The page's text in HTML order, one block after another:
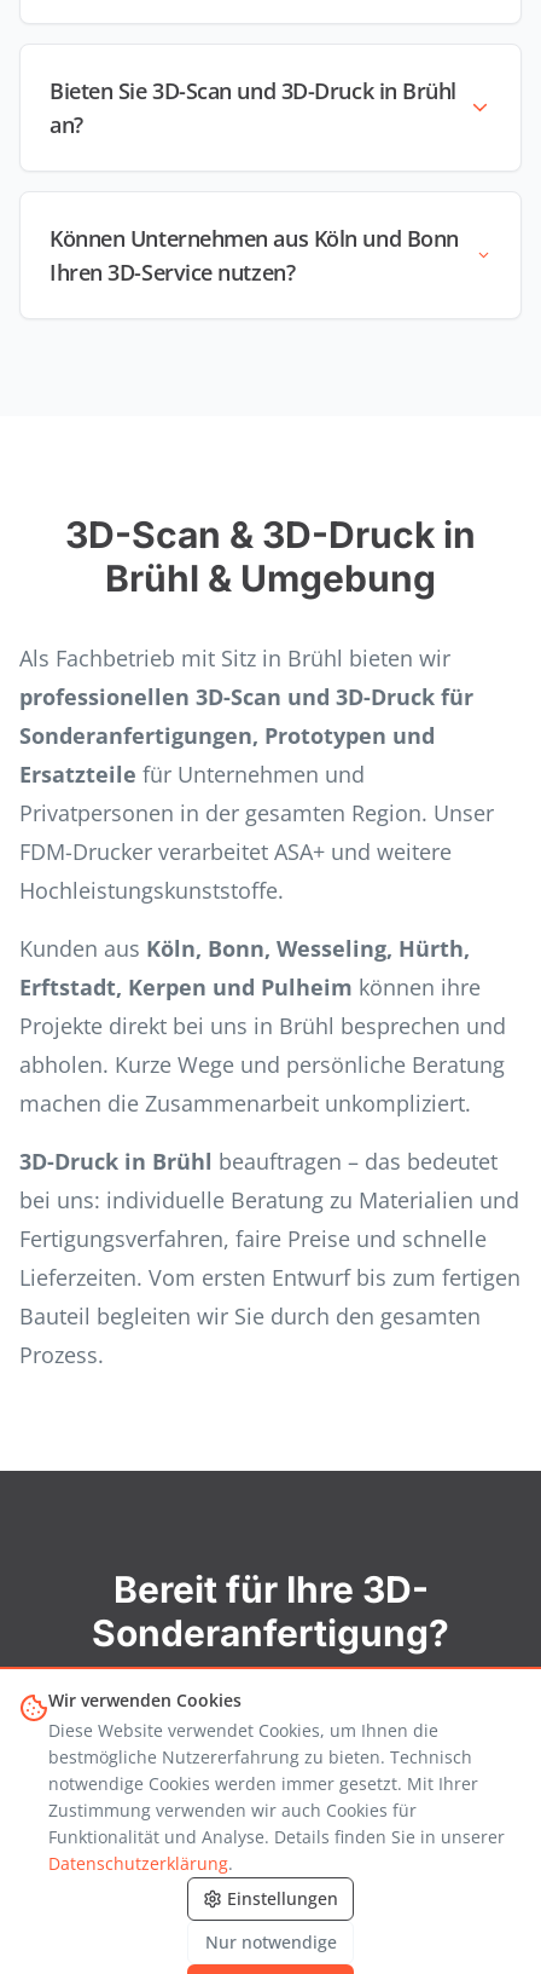
Bieten Sie 3D-Scan und 3D-Druck in Brühl
an?
Können Unternehmen aus Köln und Bonn
Ihren 3D-Service nutzen?
3D-Scan & 3D-Druck in
Brühl & Umgebung
Als Fachbetrieb mit Sitz in Brühl bieten wir
professionellen 3D-Scan und 3D-Druck für
Sonderanfertigungen, Prototypen und
Ersatzteile für Unternehmen und
Privatpersonen in der gesamten Region. Unser
FDM-Drucker verarbeitet ASA+ und weitere
Hochleistungskunststoffe.
Kunden aus Köln, Bonn, Wesseling, Hürth,
Erftstadt, Kerpen und Pulheim können ihre
Projekte direkt bei uns in Brühl besprechen und
abholen. Kurze Wege und persönliche Beratung
machen die Zusammenarbeit unkompliziert.
3D-Druck in Brühl beauftragen – das bedeutet
bei uns: individuelle Beratung zu Materialien und
Fertigungsverfahren, faire Preise und schnelle
Lieferzeiten. Vom ersten Entwurf bis zum fertigen
Bauteil begleiten wir Sie durch den gesamten
Prozess.
Bereit für Ihre 3D-
Sonderanfertigung?
Lassen Sie uns gemeinsam Ihre Ideen in die
Realität umsetzen. Von der ersten Skizze bis
zum fertigen Objekt.
Projekt besprechen
3D-Scan buchen
Wir verwenden Cookies
Diese Website verwendet Cookies, um Ihnen die
bestmögliche Nutzererfahrung zu bieten. Technisch
notwendige Cookies werden immer gesetzt. Mit Ihrer
Zustimmung verwenden wir auch Cookies für
Funktionalität und Analyse. Details finden Sie in unserer
Datenschutzerklärung.
Einstellungen
Nur notwendige